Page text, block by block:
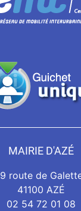
MAIRIE D'AZÉ
9 route de
41100 AZÉ
02 54 72 01 08